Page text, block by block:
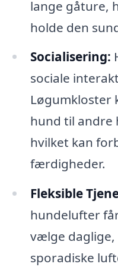
lange gåture,
holde den
Socialisering:
sociale
Løgumkloster
hund til andre
hvilket kan
færdigheder.
Fleksible
hundelufter
vælge
sporadiske